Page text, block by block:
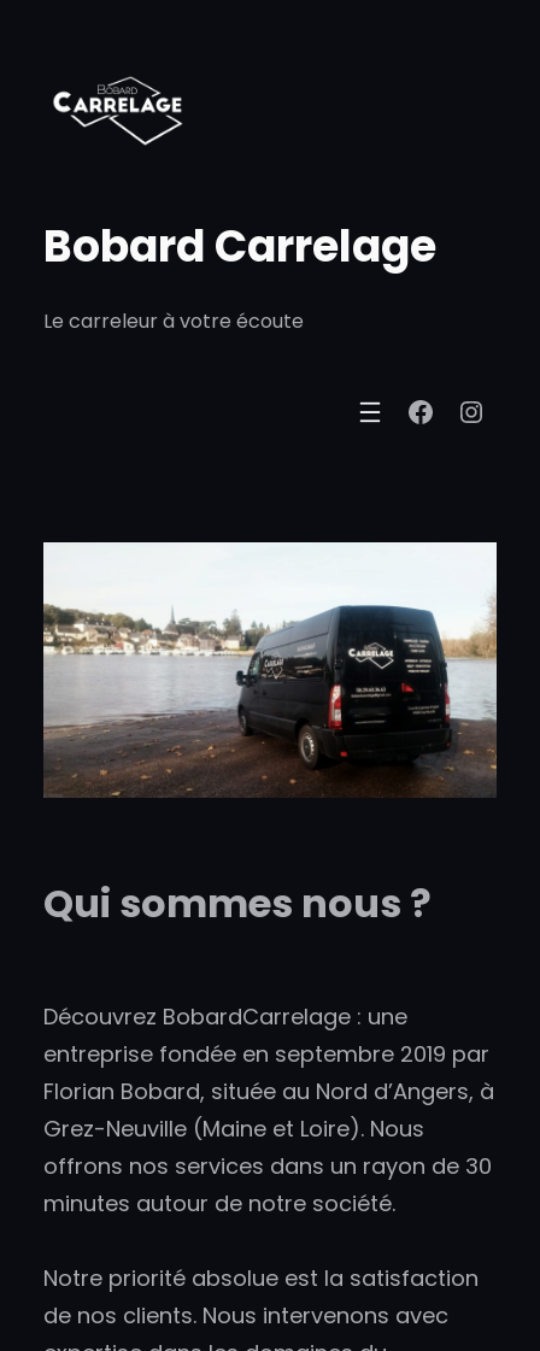
contenu
Bobard Carrelage
Le carreleur à votre écoute
Lien vers la
Qui sommes nous ?
Découvrez BobardCarrelage : une
entreprise fondée en septembre 2019 par
Florian Bobard, située au Nord d’Angers, à
Grez-Neuville (Maine et Loire). Nous
offrons nos services dans un rayon de 30
minutes autour de notre société.
Notre priorité absolue est la satisfaction
de nos clients. Nous intervenons avec